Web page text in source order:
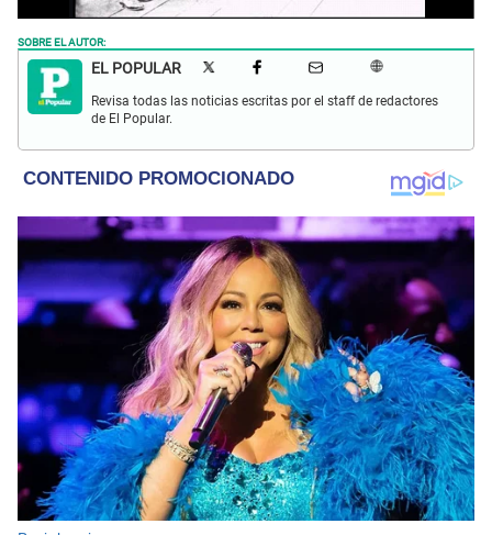
SOBRE EL AUTOR:
EL POPULAR
Revisa todas las noticias escritas por el staff de redactores
de El Popular.